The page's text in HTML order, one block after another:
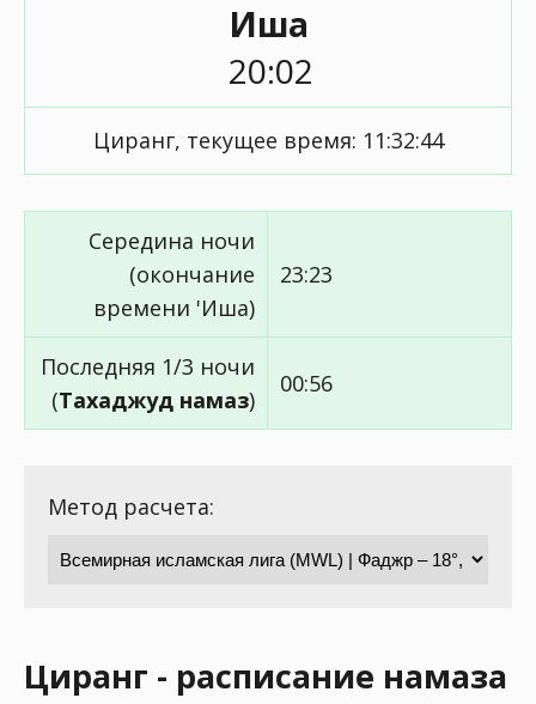
Иша
20:02
Циранг, текущее время: 11:32:44
Середина ночи
(окончание
времени 'Иша)
23:23
Последняя 1/3 ночи
(Тахаджуд намаз)
00:56
Метод расчета:
Циранг - расписание намаза